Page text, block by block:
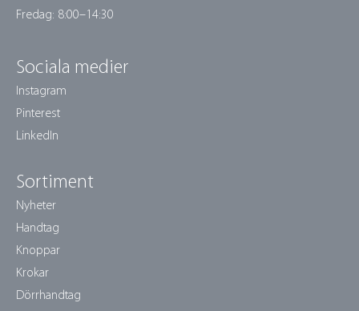
Fredag: 8:00–14:30
Sociala medier
Instagram
Pinterest
LinkedIn
Sortiment
Nyheter
Handtag
Knoppar
Krokar
Dörrhandtag